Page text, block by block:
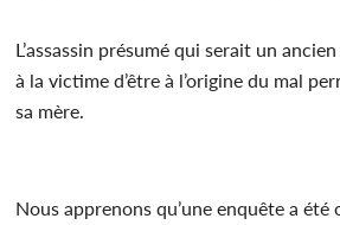
L’assassin présumé qui serait un
à la victime d’être à l’origine du mal
sa mère.
Nous apprenons qu’une enquête a